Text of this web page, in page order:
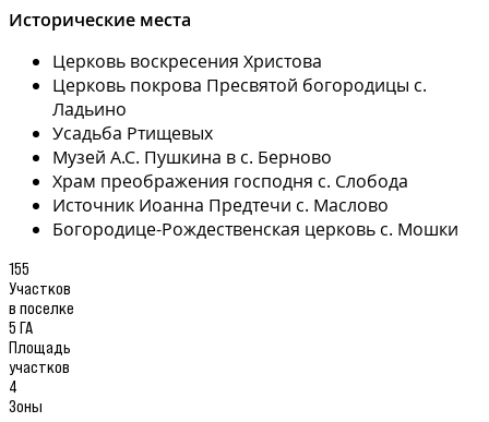
Исторические места
Церковь воскресения Христова
Церковь покрова Пресвятой богородицы с.
Ладьино
Усадьба Ртищевых
Музей А.С. Пушкина в с. Берново
Храм преображения господня с. Слобода
Источник Иоанна Предтечи с. Маслово
Богородице-Рождественская церковь с. Мошки
155
Участков
в поселке
5 ГА
Площадь
участков
4
Зоны